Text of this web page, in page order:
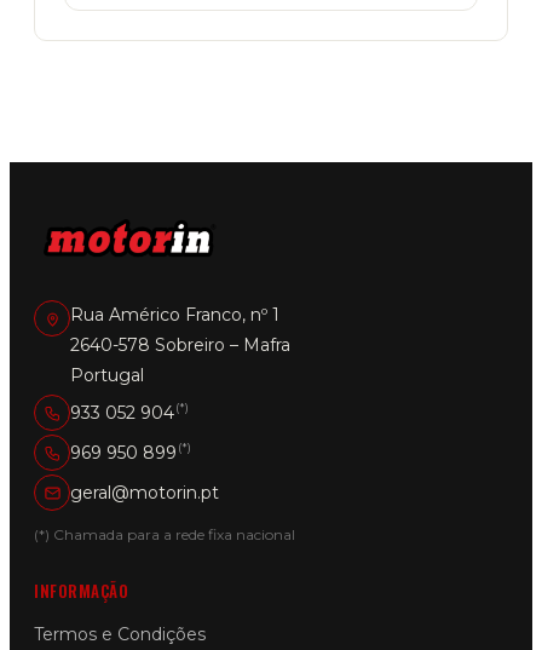
Rua Américo Franco, nº 1
2640-578 Sobreiro – Mafra
Portugal
933 052 904(*)
969 950 899 (*)
geral@motorin.pt
(*) Chamada para a rede fixa nacional
INFORMAÇÃO
Termos e Condições